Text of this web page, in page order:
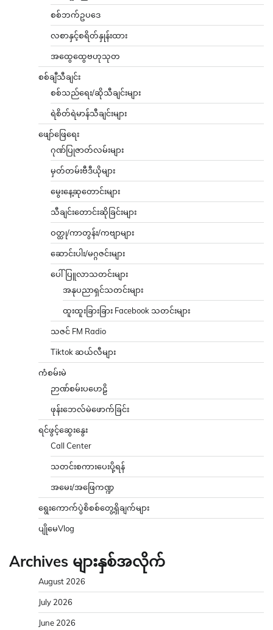
စစ်ဘက်ဥပဒေ
လစာနှင့်စရိတ်နှုန်းထား
အထွေထွေဗဟုသုတ
စစ်ချီသီချင်း
စစ်သည်ရေး/ဆိုသီချင်းများ
ရဲစိတ်ရဲမာန်သီချင်းများ
ဖျော်ဖြေရေး
ဂုဏ်ပြုဇာတ်လမ်းများ
မှတ်တမ်းဗီဒီယိုများ
မွေးနေ့ဆုတောင်းများ
သီချင်းတောင်းဆိုခြင်းများ
ဝတ္ထု/ကာတွန်း/ကဗျာများ
ဆောင်းပါး/မဂ္ဂဇင်းများ
ပေါ်ပြူလာသတင်းများ
အနုပညာရှင်သတင်းများ
ထူးထူးခြားခြား Facebook သတင်းများ
သဇင် FM Radio
Tiktok ဆယ်လီများ
ကံစမ်းမဲ
ဉာဏ်စမ်းပဟေဠိ
ဖုန်းဘေလ်မဲဖောက်ခြင်း
ရင်ဖွင့်ဆွေးနွေး
Call Center
သတင်းစကားပေးပို့ရန်
အမေး/အဖြေကဏ္ဍ
ရွေးကောက်ပွဲစိစစ်တွေ့ရှိချက်များ
ပျိုမေVlog
Archives များနှစ်အလိုက်
August 2026
July 2026
June 2026